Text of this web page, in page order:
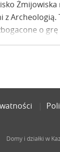
Żmijowiska
z Archeologią.
o grę
osady.
Domy i działki w